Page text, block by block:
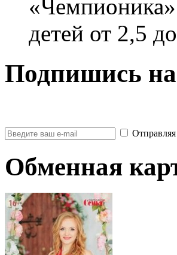
детей от 2,5
Подпишись
Обменная